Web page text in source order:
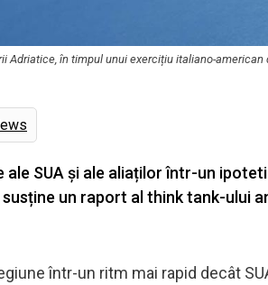
Adriatice, în timpul unui exercițiu italiano-
SUA și ale aliaților într-un
un raport al think tank-ului
într-un ritm mai rapid decât